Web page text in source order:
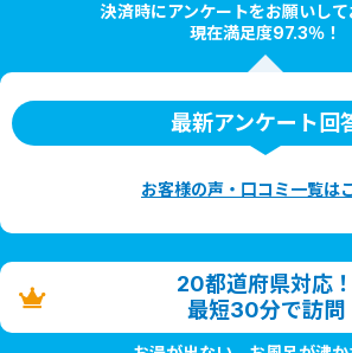
決済時にアンケートをお願いして
現在満足度97.3％！
最新アンケート回
お客様の声・口コミ一覧は
20都道府県対応！
最短30分で訪問